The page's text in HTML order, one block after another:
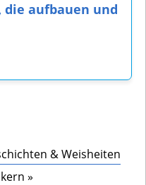
die aufbauen und
& Weisheiten
»